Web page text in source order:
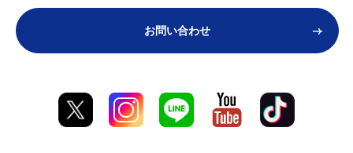
お問い合わせ